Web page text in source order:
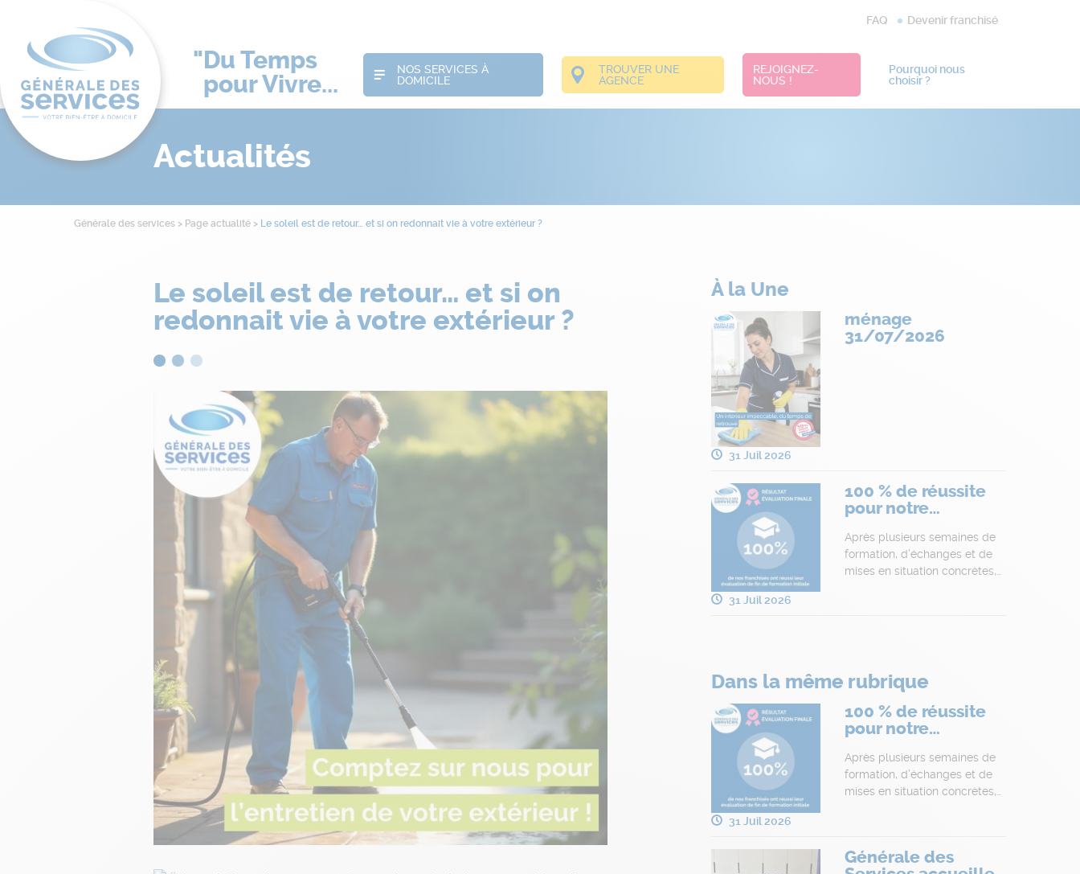
Du Temps
pour Vivre...
FAQ Devenir franchisé
NOS SERVICES À
DOMICILE
TROUVER UNE
AGENCE
REJOIGNEZ-
NOUS !
Pourquoi nous
choisir ?
Actualités
Générale des services > Page actualité > Le soleil est de retour… et si on redonnait vie à votre extérieur ?
Le soleil est de retour… et si on
redonnait vie à votre extérieur ?
À la Une
ménage
31/07/2026
31 Juil 2026
100 % de réussite
pour notre…
Après plusieurs semaines de
formation, d’échanges et de
mises en situation concrètes,…
31 Juil 2026
Dans la même rubrique
100 % de réussite
pour notre…
Après plusieurs semaines de
formation, d’échanges et de
mises en situation concrètes,…
31 Juil 2026
Générale des